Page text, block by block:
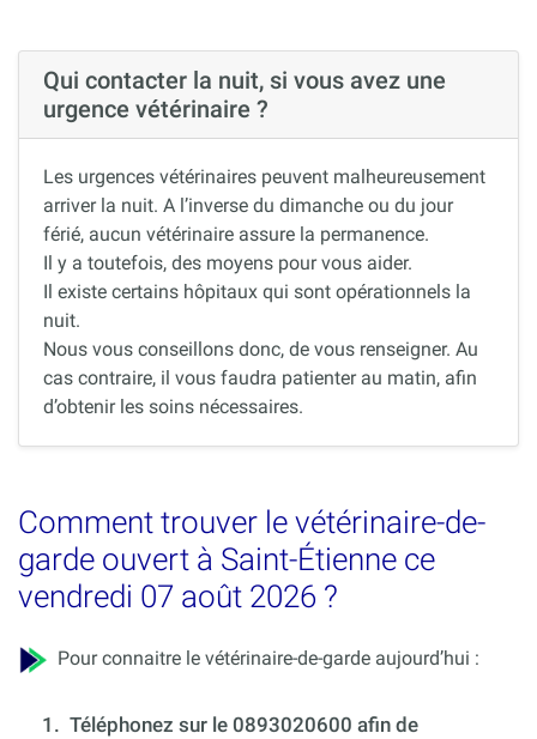
Qui contacter la nuit, si vous avez une
urgence vétérinaire ?
Les urgences vétérinaires peuvent malheureusement
arriver la nuit. A l’inverse du dimanche ou du jour
férié, aucun vétérinaire assure la permanence.
Il y a toutefois, des moyens pour vous aider.
Il existe certains hôpitaux qui sont opérationnels la
nuit.
Nous vous conseillons donc, de vous renseigner. Au
cas contraire, il vous faudra patienter au matin, afin
d’obtenir les soins nécessaires.
Comment trouver le vétérinaire-de-
garde ouvert à Saint-Étienne ce
vendredi 07 août 2026 ?
Pour connaitre le vétérinaire-de-garde aujourd’hui :
1. Téléphonez sur le 0893020600 afin de